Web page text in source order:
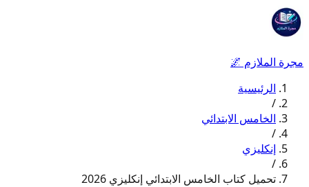
مجرة الملازم 🌌
الرئيسية
/
الخامس الابتدائي
/
إنكليزي
/
تحميل كتاب الخامس الابتدائي إنكليزي 2026